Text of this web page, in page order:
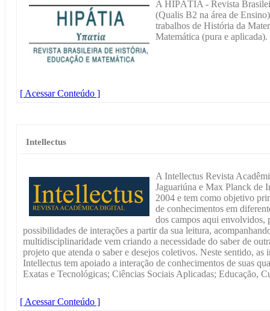
A HIPÁTIA - Revista
(Qualis B2 na área de
trabalhos de História da
Matemática (pura e aplicada).
[ Acessar Conteúdo ]
Intellectus
A Intellectus Revista
Jaguariúna e Max Planck de
2004 e tem como objetivo
de conhecimentos em
dos campos aqui envolvidos,
possibilidades de interações a partir da sua leitura,
multidisciplinaridade vem criando a necessidade do saber de
projeto que atenda o saber e desejos coletivos. Neste sentido, as
Intellectus tem apoiado a interação de conhecimentos de suas
Exatas e Tecnológicas; Ciências Sociais Aplicadas; Educação,
[ Acessar Conteúdo ]